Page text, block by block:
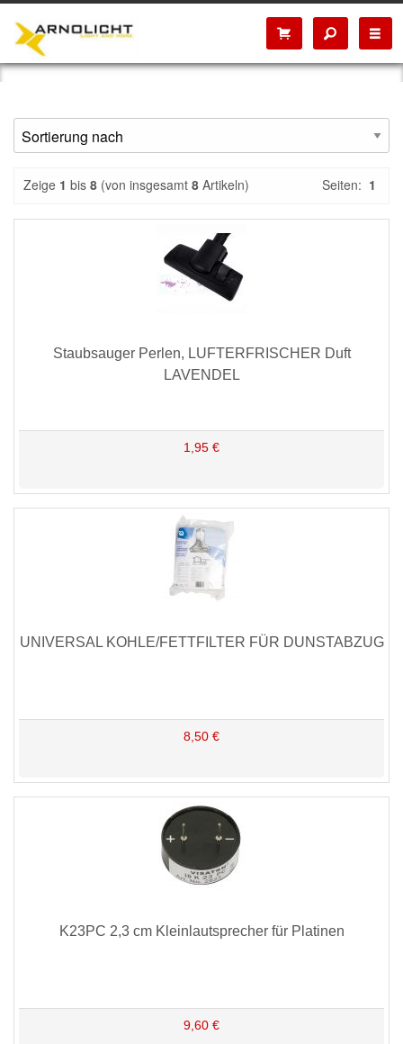
Zeige 1 bis 8 (von insgesamt 8 Artikeln) Seiten: 1
Staubsauger Perlen, LUFTERFRISCHER Duft
LAVENDEL
1,95 €
UNIVERSAL KOHLE/FETTFILTER FÜR DUNSTABZUG
8,50 €
K23PC 2,3 cm Kleinlautsprecher für Platinen
9,60 €